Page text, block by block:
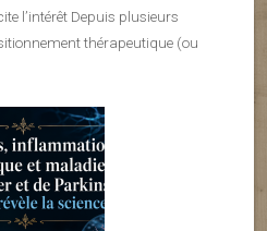
l’intérêt Depuis plusieurs
thérapeutique (ou